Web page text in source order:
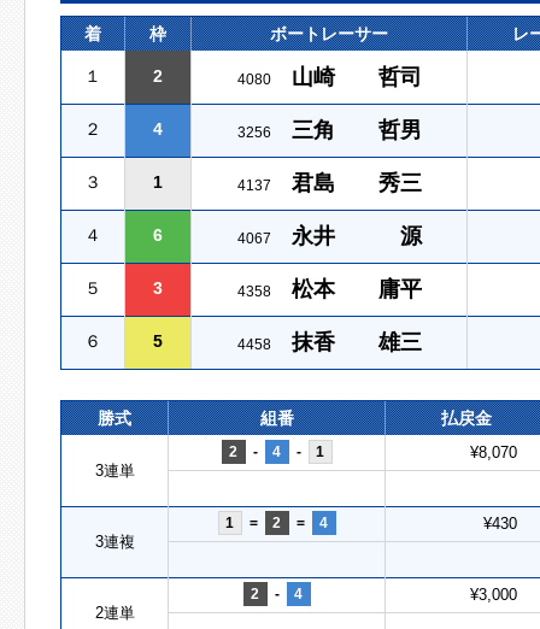
着 枠 ボートレーサー レ
１ 2 4080 山崎 哲司
２ 4 3256 三角 哲男
３ 1 4137 君島 秀三
４ 6 4067 永井 源
５ 3 4358 松本 庸平
６ 5 4458 抹香 雄三
勝式 組番 払戻金
3連単
2 - 4 - 1 ¥8,070
3連複
1 = 2 = 4 ¥430
2連単
2 - 4 ¥3,000